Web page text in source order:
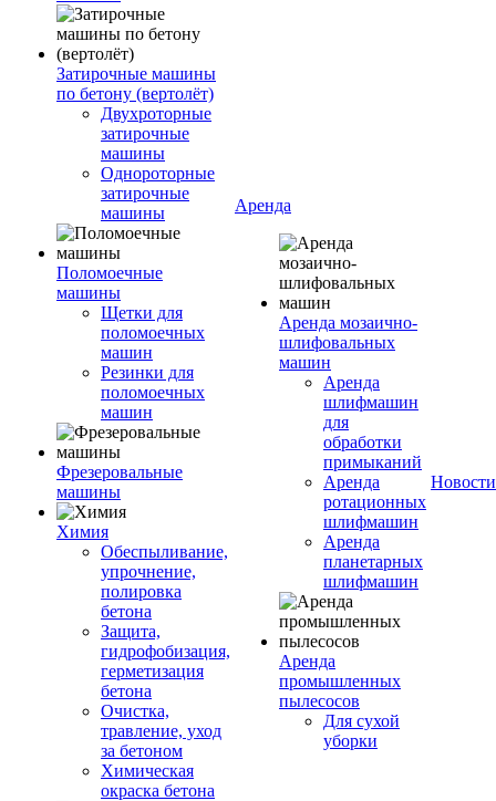
Затирочные машины
по бетону (вертолёт)
Двухроторные
затирочные
машины
Однороторные
затирочные
машины
Поломоечные
машины
Щетки для
поломоечных
машин
Резинки для
поломоечных
машин
Фрезеровальные
машины
Химия
Обеспыливание,
упрочнение,
полировка
бетона
Защита,
гидрофобизация,
герметизация
бетона
Очистка,
травление, уход
за бетоном
Химическая
окраска бетона
Аренда
Аренда мозаично-
шлифовальных
машин
Аренда
шлифмашин
для
обработки
примыканий
Аренда
ротационных
шлифмашин
Аренда
планетарных
шлифмашин
Аренда
промышленных
пылесосов
Для сухой
уборки
Новости